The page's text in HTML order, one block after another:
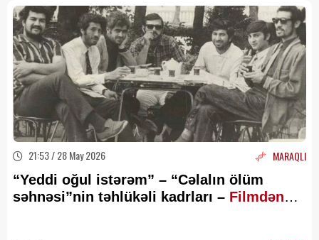
21:53 / 28 May 2026 MARAQLI
“Yeddi oğul istərəm” – “Cəlalın ölüm
səhnəsi”nin təhlükəli kadrları – Filmdən